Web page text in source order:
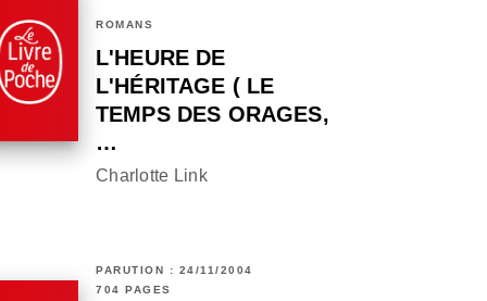
ROMANS
L'HEURE DE
L'HÉRITAGE ( LE
TEMPS DES ORAGES,
…
Charlotte Link
PARUTION : 24/11/2004
704 PAGES